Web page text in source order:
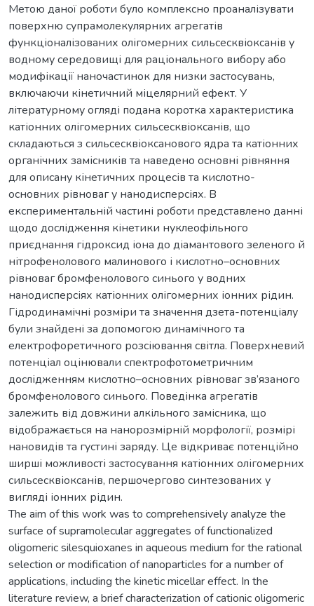
Метою даної роботи було комплексно проаналізувати
поверхню супрамолекулярних агрегатів
функціоналізованих олігомерних сильсесквіоксанів у
водному середовищі для раціонального вибору або
модифікації наночастинок для низки застосувань,
включаючи кінетичний міцелярний ефект. У
літературному огляді подана коротка характеристика
катіонних олігомерних сильсесквіоксанів, що
складаються з сильсесквіоксанового ядра та катіонних
органічних замісників та наведено основні рівняння
для описану кінетичних процесів та кислотно-
основних рівноваг у нанодисперсіях. В
експериментальній частині роботи представлено данні
щодо дослідження кінетики нуклеофільного
приєднання гідроксид іона до діамантового зеленого й
нітрофенолового малинового і кислотно–основних
рівноваг бромфенолового синього у водних
нанодисперсіях катіонних олігомерних іонних рідин.
Гідродинамічні розміри та значення дзета-потенціалу
були знайдені за допомогою динамічного та
електрофоретичного розсіювання світла. Поверхневий
потенціал оцінювали спектрофотометричним
дослідженням кислотно–основних рівноваг зв’язаного
бромфенолового синього. Поведінка агрегатів
залежить від довжини алкільного замісника, що
відображається на нанорозмірній морфології, розмірі
нановидів та густині заряду. Це відкриває потенційно
ширші можливості застосування катіонних олігомерних
сильсесквіоксанів, першочергово синтезованих у
вигляді іонних рідин.
The aim of this work was to comprehensively analyze the
surface of supramolecular aggregates of functionalized
oligomeric silesquioxanes in aqueous medium for the rational
selection or modification of nanoparticles for a number of
applications, including the kinetic micellar effect. In the
literature review, a brief characterization of cationic oligomeric